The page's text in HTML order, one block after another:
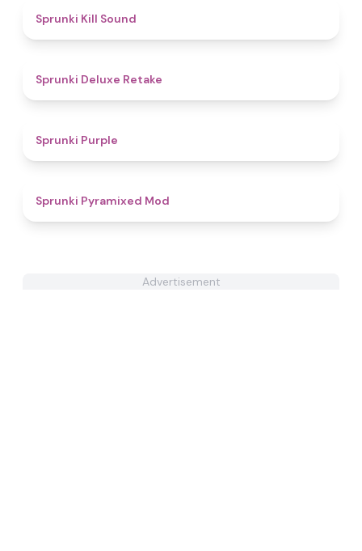
Sprunki Kill Sound
Sprunki Deluxe Retake
Sprunki Purple
Sprunki Pyramixed Mod
Advertisement